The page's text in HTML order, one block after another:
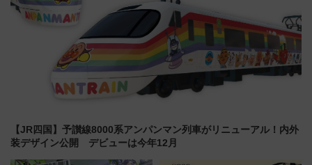
【JR四国】予讃線8000系アンパンマン列車がリニューアル！内外
装デザイン公開 デビューは今年12月